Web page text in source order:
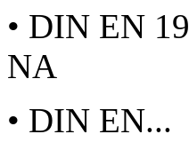
• DIN EN
NA
• DIN EN...